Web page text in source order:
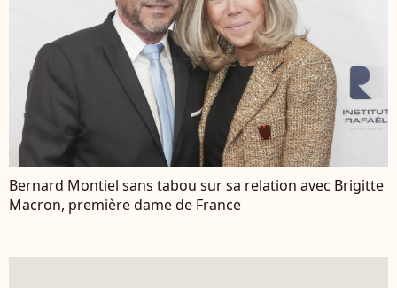
Bernard Montiel sans tabou sur sa relation avec Brigitte
Macron, première dame de France